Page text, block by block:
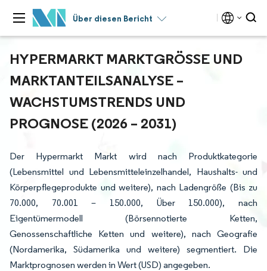
Über diesen Bericht
HYPERMARKT MARKTGRÖSSE UND M
ARKTANTEILSANALYSE – W
ACHSTUMSTRENDS UND P
ROGNOSE (2026 – 2031)
Der Hypermarkt Markt wird nach Produktkategorie
(Lebensmittel und Lebensmitteleinzelhandel, Haushalts- und
Körperpflegeprodukte und weitere), nach Ladengröße (Bis zu
70.000, 70.001 – 150.000, Über 150.000), nach
Eigentümermodell (Börsennotierte Ketten,
Genossenschaftliche Ketten und weitere), nach Geografie
(Nordamerika, Südamerika und weitere) segmentiert. Die
Marktprognosen werden in Wert (USD) angegeben.